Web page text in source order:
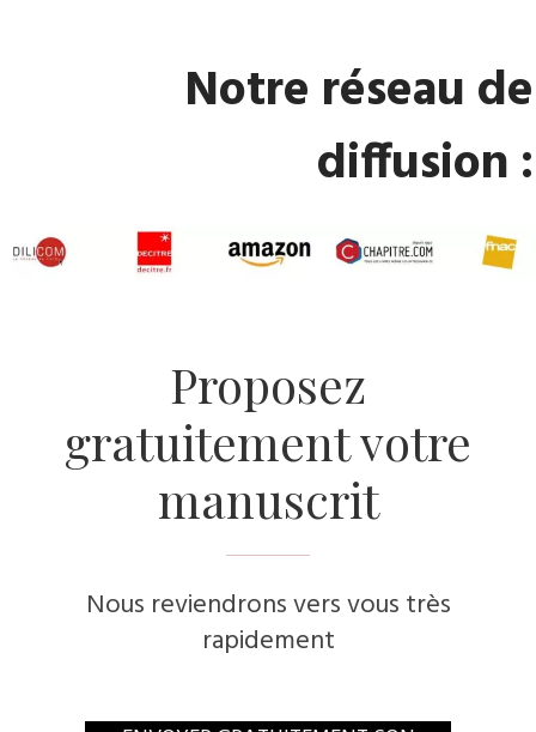
​Notre réseau de
diffusion :
​Proposez
gratuitement votre
manuscrit
Nous reviendrons vers vous très
rapidement